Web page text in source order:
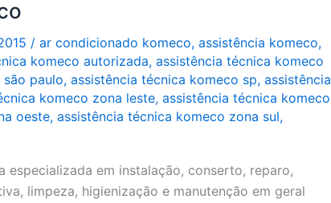
/ ar condicionado komeco, assistência komeco,
komeco autorizada, assistência técnica komeco
paulo, assistência técnica komeco sp, assistência
komeco zona leste, assistência técnica komeco
oeste, assistência técnica komeco zona sul,
especializada em instalação, conserto, reparo,
limpeza, higienização e manutenção em geral